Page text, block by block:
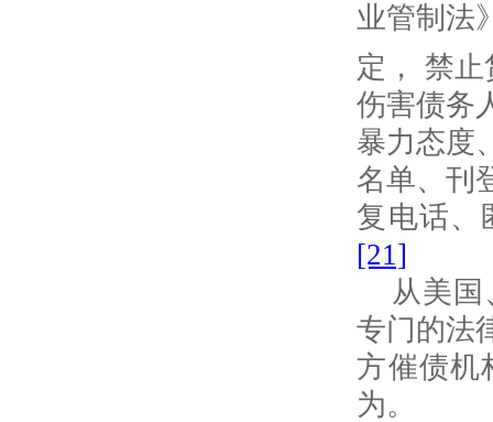
业管制法
定， 禁
伤害债务
暴力态度
名单、刊
复电话、
[21]
从美
专门的法
方催债机
为。